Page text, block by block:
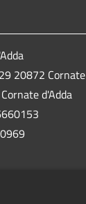
20872 Cornate
d'Adda